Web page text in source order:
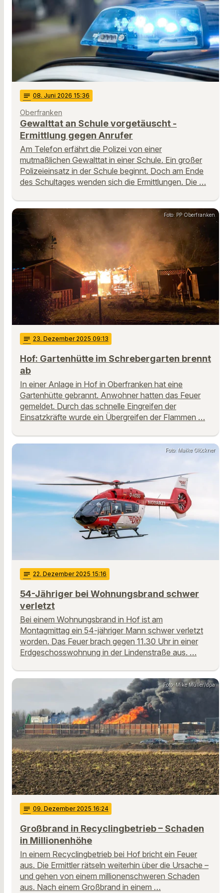
notes 08. Juni 2026 15:36
Oberfranken
Gewalttat an Schule vorgetäuscht -
Ermittlung gegen Anrufer
Am Telefon erfährt die Polizei von einer
mutmaßlichen Gewalttat in einer Schule. Ein großer
Polizeieinsatz in der Schule beginnt. Doch am Ende
des Schultages wenden sich die Ermittlungen. Die …
Foto: PP Oberfranken
notes 23. Dezember 2025 09:13
Hof: Gartenhütte im Schrebergarten brennt
ab
In einer Anlage in Hof in Oberfranken hat eine
Gartenhütte gebrannt. Anwohner hatten das Feuer
gemeldet. Durch das schnelle Eingreifen der
Einsatzkräfte wurde ein Übergreifen der Flammen …
Foto: Maike Glöckner
notes 22. Dezember 2025 15:16
54-Jähriger bei Wohnungsbrand schwer
verletzt
Bei einem Wohnungsbrand in Hof ist am
Montagmittag ein 54-jähriger Mann schwer verletzt
worden. Das Feuer brach gegen 11.30 Uhr in einer
Erdgeschosswohnung in der Lindenstraße aus. …
Foto: Mike Müller/dpa
notes 09. Dezember 2025 16:24
Großbrand in Recyclingbetrieb – Schaden
in Millionenhöhe
In einem Recyclingbetrieb bei Hof bricht ein Feuer
aus. Die Ermittler rätseln weiterhin über die Ursache –
und gehen von einem millionenschweren Schaden
aus. Nach einem Großbrand in einem …